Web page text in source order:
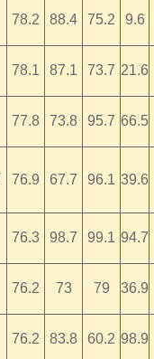
78.2 88.4 75.2 9.6
78.1 87.1 73.7 21.6
77.8 73.8 95.7 66.5
76.9 67.7 96.1 39.6
76.3 98.7 99.1 94.7
76.2 73 79 36.9
76.2 83.8 60.2 98.9